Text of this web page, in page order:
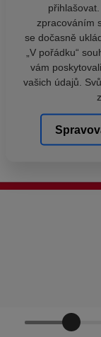
zpracováním
se dočasně
„V pořádku“
vám
vašich údajů.